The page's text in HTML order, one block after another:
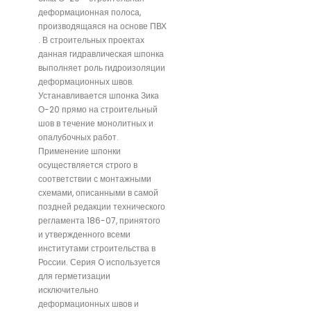
деформационная полоса,
производящаяся на основе ПВХ
. В строительных проектах
данная гидравлическая шпонка
выполняет роль гидроизоляции
деформационных швов.
Устанавливается шпонка Зика
О-20 прямо на строительный
шов в течение монолитных и
опалубочных работ.
Применение шпонки
осуществляется строго в
соответствии с монтажными
схемами, описанными в самой
поздней редакции технического
регламента 186-07, принятого
и утвержденного всеми
институтами строительства в
России. Серия O используется
для герметизации
исключительно
деформационных швов и